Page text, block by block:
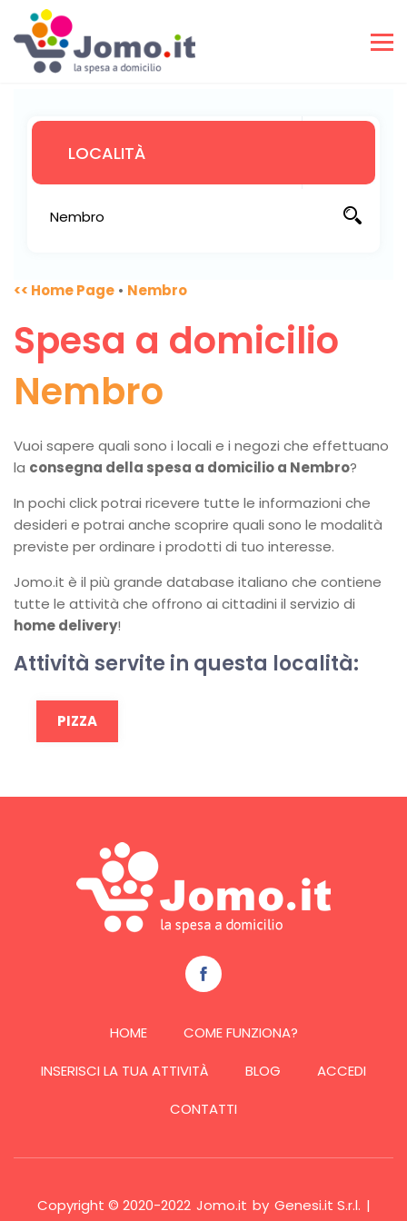
<< Home Page • Nembro
Spesa a domicilio
Nembro
Vuoi sapere quali sono i locali e i negozi che effettuano
la consegna della spesa a domicilio a Nembro?
In pochi click potrai ricevere tutte le informazioni che
desideri e potrai anche scoprire quali sono le modalità
previste per ordinare i prodotti di tuo interesse.
Jomo.it è il più grande database italiano che contiene
tutte le attività che offrono ai cittadini il servizio di
home delivery!
Attività servite in questa località:
PIZZA
HOME
COME FUNZIONA?
INSERISCI LA TUA ATTIVITÀ
BLOG
ACCEDI
CONTATTI
Copyright © 2020-2022 Jomo.it by Genesi.it S.r.l. |